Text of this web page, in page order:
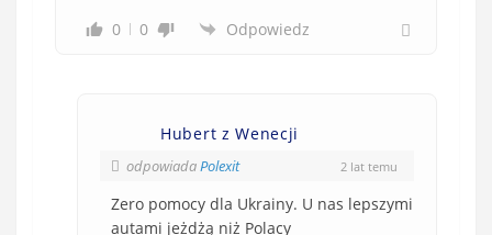
0 0 Odpowiedz
Hubert z Wenecji
odpowiadaPolexit 2 lat temu
Zero pomocy dla Ukrainy. U nas lepszymi
autami jeżdżą niż Polacy